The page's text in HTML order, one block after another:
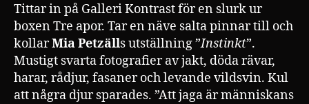
Tittar in på Galleri Kontrast för en slurk ur
boxen Tre apor. Tar en näve salta pinnar till och
kollarMia Petzälls utställning ”Instinkt”.
Mustigt svarta fotografier av jakt, döda rävar,
harar, rådjur, fasaner och levande vildsvin. Kul
att några djur sparades. ”Att jaga är människans